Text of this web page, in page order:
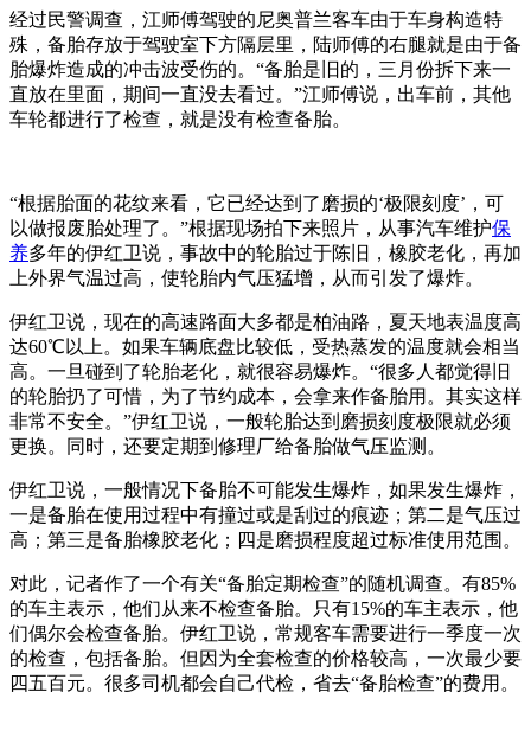
经过民警调查，江师傅驾驶的尼奥普兰客车由于车身构造特
殊，备胎存放于驾驶室下方隔层里，陆师傅的右腿就是由于备
胎爆炸造成的冲击波受伤的。“备胎是旧的，三月份拆下来一
直放在里面，期间一直没去看过。”江师傅说，出车前，其他
车轮都进行了检查，就是没有检查备胎。
“根据胎面的花纹来看，它已经达到了磨损的‘极限刻度’，可
以做报废胎处理了。”根据现场拍下来照片，从事汽车维护保
养多年的伊红卫说，事故中的轮胎过于陈旧，橡胶老化，再加
上外界气温过高，使轮胎内气压猛增，从而引发了爆炸。
伊红卫说，现在的高速路面大多都是柏油路，夏天地表温度高
达60℃以上。如果车辆底盘比较低，受热蒸发的温度就会相当
高。一旦碰到了轮胎老化，就很容易爆炸。“很多人都觉得旧
的轮胎扔了可惜，为了节约成本，会拿来作备胎用。其实这样
非常不安全。”伊红卫说，一般轮胎达到磨损刻度极限就必须
更换。同时，还要定期到修理厂给备胎做气压监测。
伊红卫说，一般情况下备胎不可能发生爆炸，如果发生爆炸，
一是备胎在使用过程中有撞过或是刮过的痕迹；第二是气压过
高；第三是备胎橡胶老化；四是磨损程度超过标准使用范围。
对此，记者作了一个有关“备胎定期检查”的随机调查。有85%
的车主表示，他们从来不检查备胎。只有15%的车主表示，他
们偶尔会检查备胎。伊红卫说，常规客车需要进行一季度一次
的检查，包括备胎。但因为全套检查的价格较高，一次最少要
四五百元。很多司机都会自己代检，省去“备胎检查”的费用。